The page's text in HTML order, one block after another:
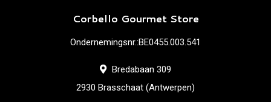
Corbello Gourmet Store
Ondernemingsnr.:BE0455.003.541
Bredabaan 309
2930 Brasschaat (Antwerpen)